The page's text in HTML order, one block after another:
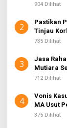
904 Dilihat
2
Pastikan
Tinjau
735 Dilihat
3
Jasa
Mutiara
712 Dilihat
4
Vonis
MA Usut
375 Dilihat